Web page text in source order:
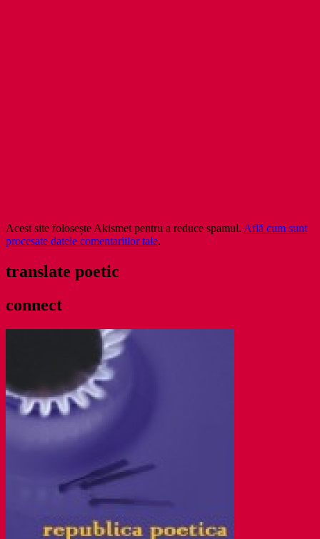
Acest site folosește Akismet pentru a reduce spamul. Află cum sunt
procesate datele comentariilor tale.
translate poetic
connect